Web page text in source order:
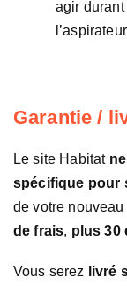
agir
Garantie /
Le site Habitat
spécifique pour
de votre
de frais, plus 30
Vous serez livré